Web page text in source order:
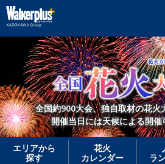
全国約900大会、独自取材の花火
開催当日には天候による開
エリアから
探す
花火
カレンダー
ラ